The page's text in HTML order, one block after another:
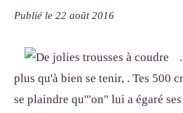
Publié le 22 août 2016
plus qu'à bien se tenir, . Tes 500
se plaindre qu'"on" lui a égaré